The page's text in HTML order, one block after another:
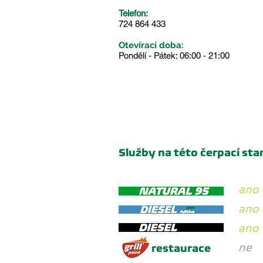
Telefon:
724 864 433
Otevírací doba:
Pondělí - Pátek: 06:00 - 21:00
Služby na této čerpací
restaurace
ano
ano
ano
ne